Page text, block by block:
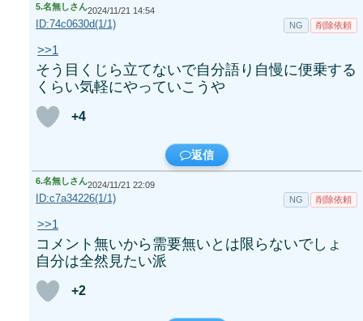
5.名無しさん2024/11/21 14:54
ID:74c0630d(1/1) NG 削除依頼
>>1
そう目くじら立てないで自分語り自慢に便乗する
くらい気軽にやっていこうや
+4
返信
6.名無しさん2024/11/21 22:09
ID:c7a34226(1/1) NG 削除依頼
>>1
コメント無いから需要無いとは限らないでしょ
自分は全然見たい派
+2